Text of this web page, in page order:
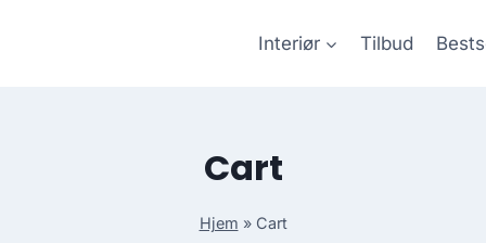
Interiør Tilbud
Cart
Hjem » Cart